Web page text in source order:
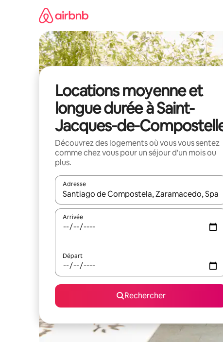
Locations moyenne et
longue durée à Saint-
Jacques-de-
Découvrez des logements où vous vous sentez
comme chez vous pour un séjour d'un mois ou
plus.
Adresse
Lorsque les résultats s'affichent, utilisez les
Arrivée
Départ
Rechercher